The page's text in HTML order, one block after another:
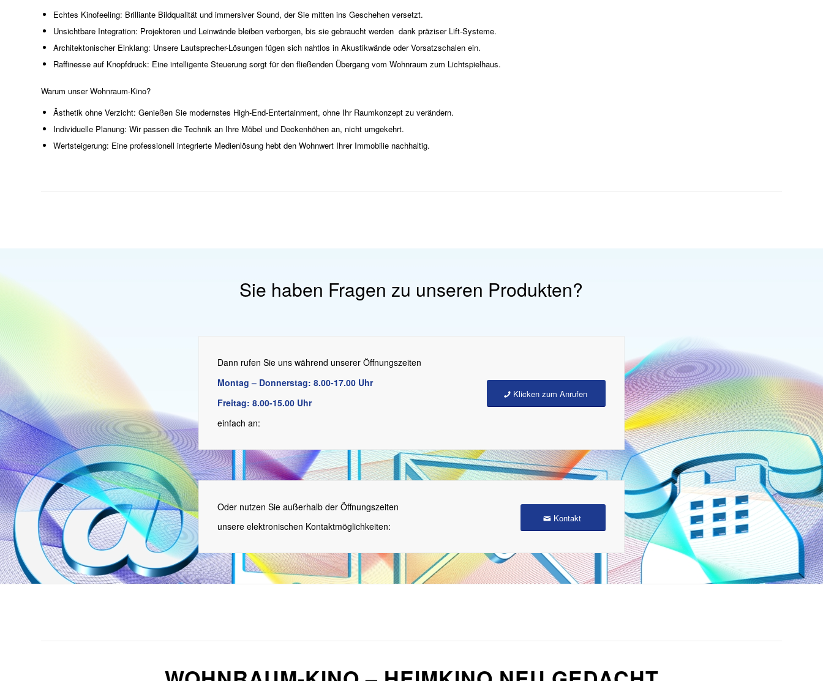
Echtes Kinofeeling: Brilliante Bildqualität und immersiver Sound, der Sie mitten ins Geschehen versetzt.
Unsichtbare Integration: Projektoren und Leinwände bleiben verborgen, bis sie gebraucht werden dank präziser Lift-Systeme.
Architektonischer Einklang: Unsere Lautsprecher-Lösungen fügen sich nahtlos in Akustikwände oder Vorsatzschalen ein.
Raffinesse auf Knopfdruck: Eine intelligente Steuerung sorgt für den fließenden Übergang vom Wohnraum zum Lichtspielhaus.
Warum unser Wohnraum-Kino?
Ästhetik ohne Verzicht: Genießen Sie modernstes High-End-Entertainment, ohne Ihr Raumkonzept zu verändern.
Individuelle Planung: Wir passen die Technik an Ihre Möbel und Deckenhöhen an, nicht umgekehrt.
Wertsteigerung: Eine professionell integrierte Medienlösung hebt den Wohnwert Ihrer Immobilie nachhaltig.
Sie haben Fragen zu unseren Produkten?
Dann rufen Sie uns während unserer Öffnungszeiten
Montag – Donnerstag: 8.00-17.00 Uhr
Freitag: 8.00-15.00 Uhr
einfach an:
Klicken zum Anrufen
Oder nutzen Sie außerhalb der Öffnungszeiten
unsere elektronischen Kontaktmöglichkeiten:
Kontakt